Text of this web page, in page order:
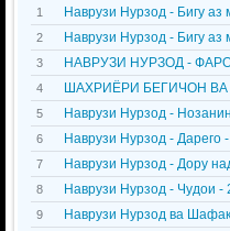
1 Наврузи Нурзод - Бигу аз
2 Наврузи Нурзод - Бигу аз
3 НАВРУЗИ НУРЗОД -
4 ШАХРИЁРИ БЕГИЧОН ВА
5 Наврузи Нурзод -
6 Наврузи Нурзод - Дарего
7 Наврузи Нурзод - Дору
8 Наврузи Нурзод - Чудои -
9 Наврузи Нурзод ва